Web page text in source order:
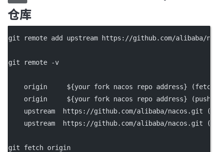
仓库
git remote add upstream https://github.com/alibaba/
git remote -v
    origin     ${your fork nacos repo address} (fetch)
    origin     ${your fork nacos repo address} (push)
upstream  https://github.com/alibaba/nacos.git
upstream  https://github.com/alibaba/nacos.git
git fetch origin